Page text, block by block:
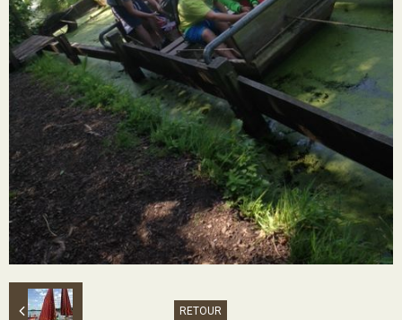
RETOUR